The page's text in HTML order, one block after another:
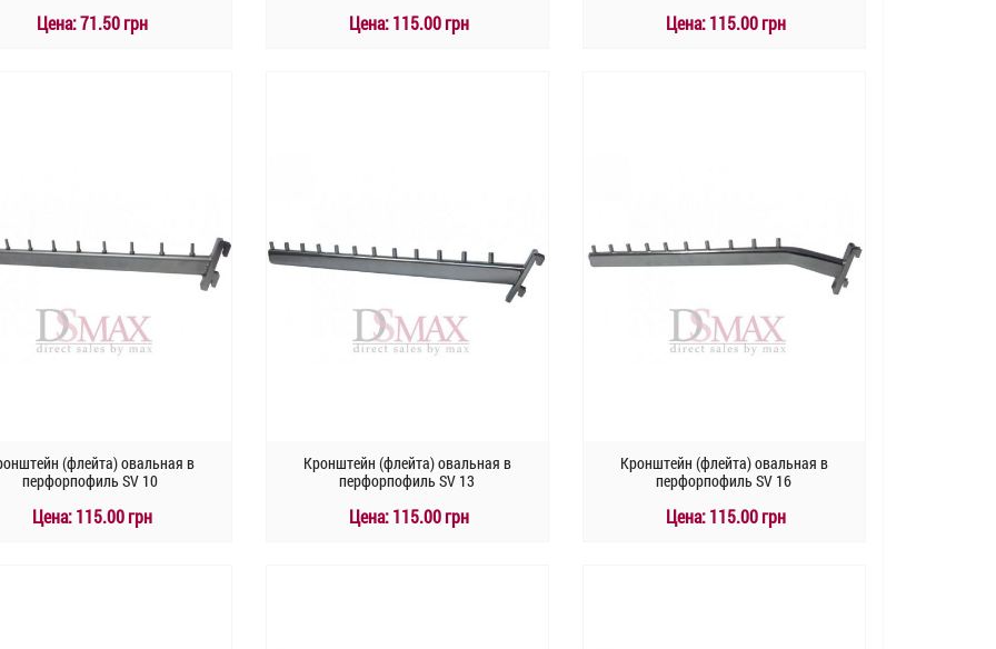
Цена:71.50 грн Цена:115.00 грн Цена:115.00 грн
(флейта) овальная в
перфорпофиль SV 10
Цена:115.00 грн
Кронштейн (флейта) овальная в
перфорпофиль SV 13
Цена:115.00 грн
Кронштейн (флейта) овальная в
перфорпофиль SV 16
Цена:115.00 грн